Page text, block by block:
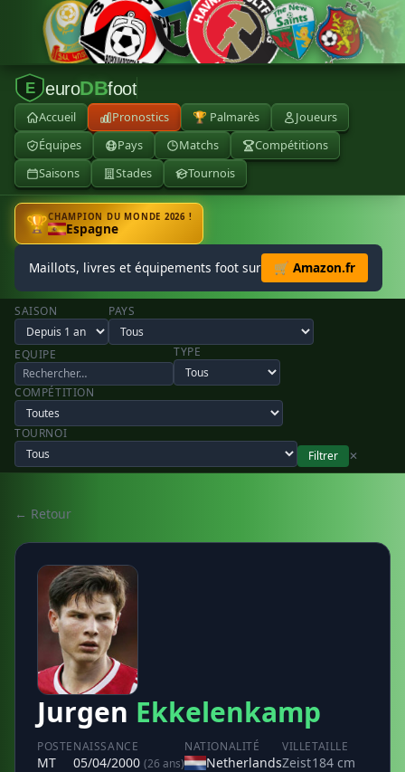
E euroDBfoot
Accueil Pronostics 🏆 Palmarès
Joueurs
Équipes
Pays Matchs
Compétitions
Saisons
Stades Tournois
🏆CHAMPION DU MONDE 2026 !
Espagne
Maillots, livres et équipements foot sur 🛒 Amazon.fr
SAISON PAYS
EQUIPE TYPE
COMPÉTITION
TOURNOI
Filtrer
✕
← Retour
Jurgen Ekkelenkamp
POSTE
MT
NAISSANCE
05/04/2000 (26 ans)
NATIONALITÉ
Netherlands
VILLE
Zeist
TAILLE
184 cm